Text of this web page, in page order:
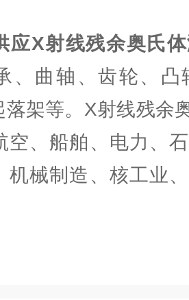
应X射线残余奥氏
、曲轴、齿轮、
落架等。X射线残余
空、船舶、电力、
机械制造、核工业